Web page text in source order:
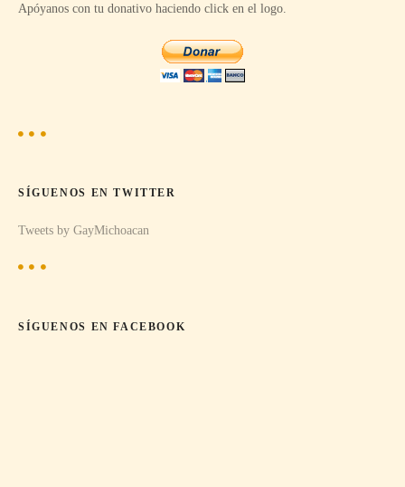
d
n
r
a
d
a
Apóyanos con tu donativo haciendo click en el logo.
SÍGUENOS EN TWITTER
Tweets by GayMichoacan
SÍGUENOS EN FACEBOOK